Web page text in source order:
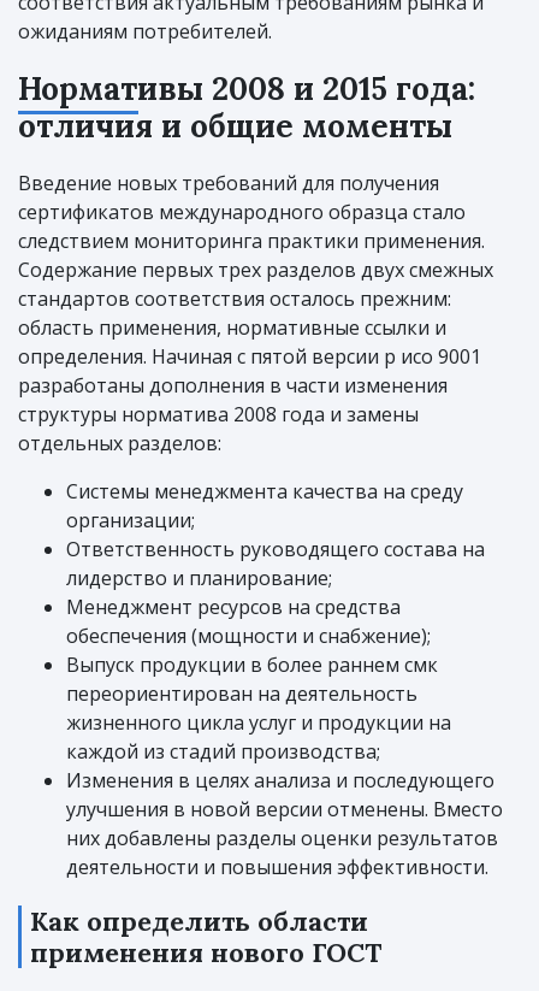
ожиданиям потребителей.
Нормативы 2008 и 2015 года:
отличия и общие моменты
Введение новых требований для получения
сертификатов международного образца стало
следствием мониторинга практики применения.
Содержание первых трех разделов двух смежных
стандартов соответствия осталось прежним:
область применения, нормативные ссылки и
определения. Начиная с пятой версии р исо 9001
разработаны дополнения в части изменения
структуры норматива 2008 года и замены
отдельных разделов:
Системы менеджмента качества на среду
организации;
Ответственность руководящего состава на
лидерство и планирование;
Менеджмент ресурсов на средства
обеспечения (мощности и снабжение);
Выпуск продукции в более раннем смк
переориентирован на деятельность
жизненного цикла услуг и продукции на
каждой из стадий производства;
Изменения в целях анализа и последующего
улучшения в новой версии отменены. Вместо
них добавлены разделы оценки результатов
деятельности и повышения эффективности.
Как определить области
применения нового ГОСТ